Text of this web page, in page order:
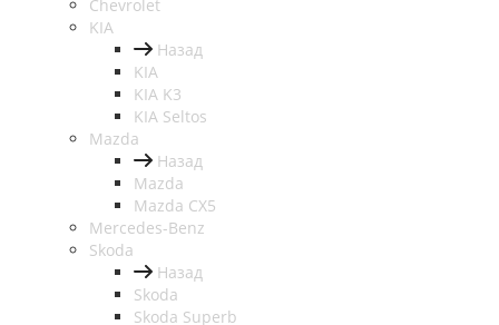
Chevrolet
KIA
Назад
KIA
KIA K3
KIA Seltos
Mazda
Назад
Mazda
Mazda CX5
Mercedes-Benz
Skoda
Назад
Skoda
Skoda Superb